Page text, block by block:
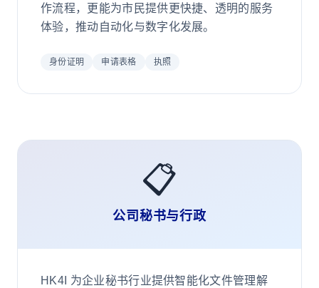
作流程，更能为市民提供更快捷、透明的服务
体验，推动自动化与数字化发展。
身份证明 申请表格 执照
📋
公司秘书与行政
HK4I 为企业秘书行业提供智能化文件管理解